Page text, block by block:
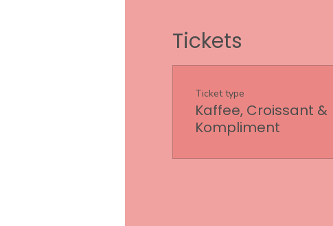
Tickets
Ticket type
Kaffee, Croissant &
Kompliment